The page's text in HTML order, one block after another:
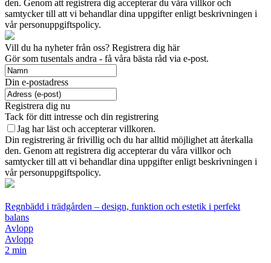
den. Genom att registrera dig accepterar du våra villkor och
samtycker till att vi behandlar dina uppgifter enligt beskrivningen i
vår personuppgiftspolicy.
Vill du ha nyheter från oss? Registrera dig här
Gör som tusentals andra - få våra bästa råd via e-post.
Din e-postadress
Registrera dig nu
Tack för ditt intresse och din registrering
Jag har läst och accepterar villkoren.
Din registrering är frivillig och du har alltid möjlighet att återkalla
den. Genom att registrera dig accepterar du våra villkor och
samtycker till att vi behandlar dina uppgifter enligt beskrivningen i
vår personuppgiftspolicy.
Regnbädd i trädgården – design, funktion och estetik i perfekt
balans
Avlopp
Avlopp
2 min